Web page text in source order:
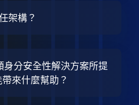
架構？
分安全性解決方案所提
來什麼幫助？